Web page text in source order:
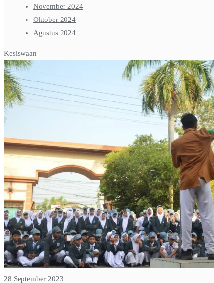
Kesiswaan
28 September 2023
November 2024
Oktober 2024
Agustus 2024